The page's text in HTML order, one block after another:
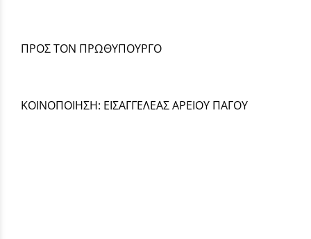
ΠΡΟΣ ΤΟΝ ΠΡΩΘΥΠΟΥΡΓΟ
ΚΟΙΝΟΠΟΙΗΣΗ: ΕΙΣΑΓΓΕΛΕΑΣ ΑΡΕΙΟΥ ΠΑΓΟΥ